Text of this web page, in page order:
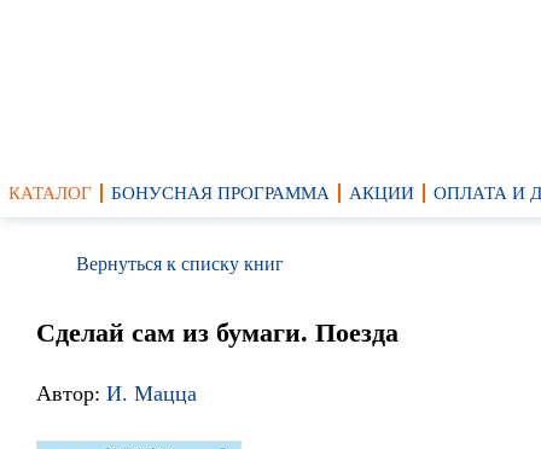
КАТАЛОГ БОНУСНАЯ ПРОГРАММА АКЦИИ ОПЛАТА И
Вернуться к списку книг
Сделай сам из бумаги. Поезда
Автор: И. Мацца